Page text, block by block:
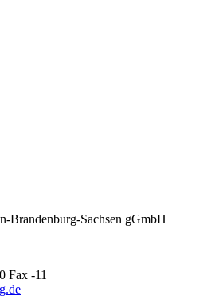
Brandenburg-Sachsen gGmbH
Fax -11